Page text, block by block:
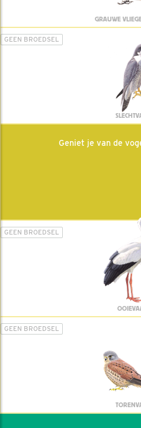
GRAUWE
GEEN BROEDSEL
Geniet je van de
GEEN BROEDSEL
GEEN BROEDSEL